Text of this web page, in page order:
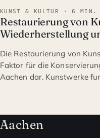
KUNST & KULTUR · 6 MIN.
Restaurierung von
Wiederherstellung
Die Restaurierung von
Faktor für die
Aachen dar. Kunstwerke
Aachen